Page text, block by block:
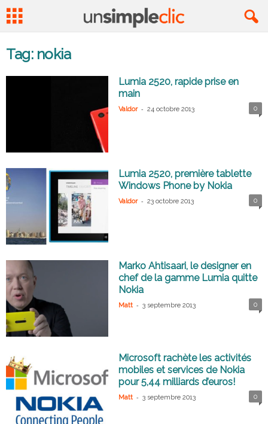
Tag: nokia
Lumia 2520, rapide prise en
main
Valdor - 24 octobre 2013 0
Lumia 2520, première tablette
Windows Phone by Nokia
Valdor - 23 octobre 2013 0
Marko Ahtisaari, le designer en
chef de la gamme Lumia quitte
Nokia
Matt - 3 septembre 2013 0
Microsoft rachète les activités
mobiles et services de Nokia
pour 5,44 milliards d’euros!
Matt - 3 septembre 2013 0